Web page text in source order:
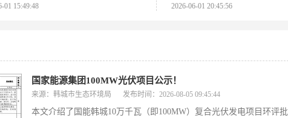
01 15:49:48 2026-06-01 20:45:56
国家能源集团100MW光伏项目公示！
来源：韩城市生态环境局 发布时间：2026-08-05 09:45:44
本文介绍了国能韩城10万千瓦（即100MW）复合光伏发电项目环评批